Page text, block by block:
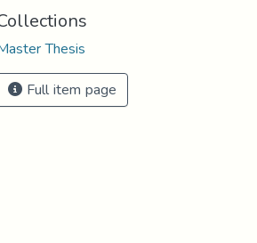
Thesis
Full item page